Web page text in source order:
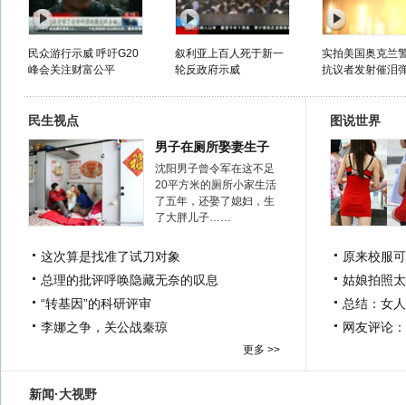
民众游行示威 呼吁G20
峰会关注财富公平
叙利亚上百人死于新一
轮反政府示威
实拍美国奥克兰
抗议者发射催泪
民生视点
男子在厕所娶妻生子
沈阳男子曾令军在这不足
20平方米的厕所小家生活
了五年，还娶了媳妇，生
了大胖儿子……
这次算是找准了试刀对象
总理的批评呼唤隐藏无奈的叹息
“转基因”的科研评审
李娜之争，关公战秦琼
更多 >>
图说世界
原来校服
姑娘拍照
总结：女
网友评论
新闻·大视野